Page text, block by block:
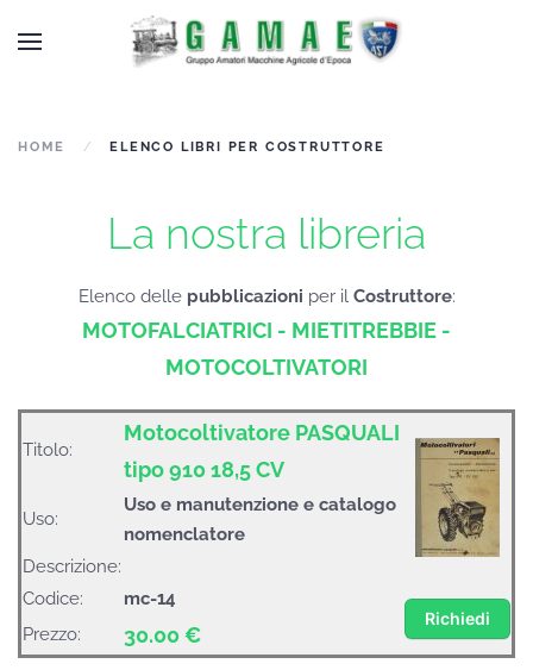
HOME ELENCO LIBRI PER COSTRUTTORE
La nostra libreria
Elenco delle pubblicazioni per il Costruttore:
MOTOFALCIATRICI - MIETITREBBIE -
MOTOCOLTIVATORI
Titolo:
Motocoltivatore PASQUALI
tipo 910 18,5 CV
Uso:
Uso e manutenzione e catalogo
nomenclatore
Descrizione:
Codice:
mc-14
Richiedi
Prezzo: 30.00 €